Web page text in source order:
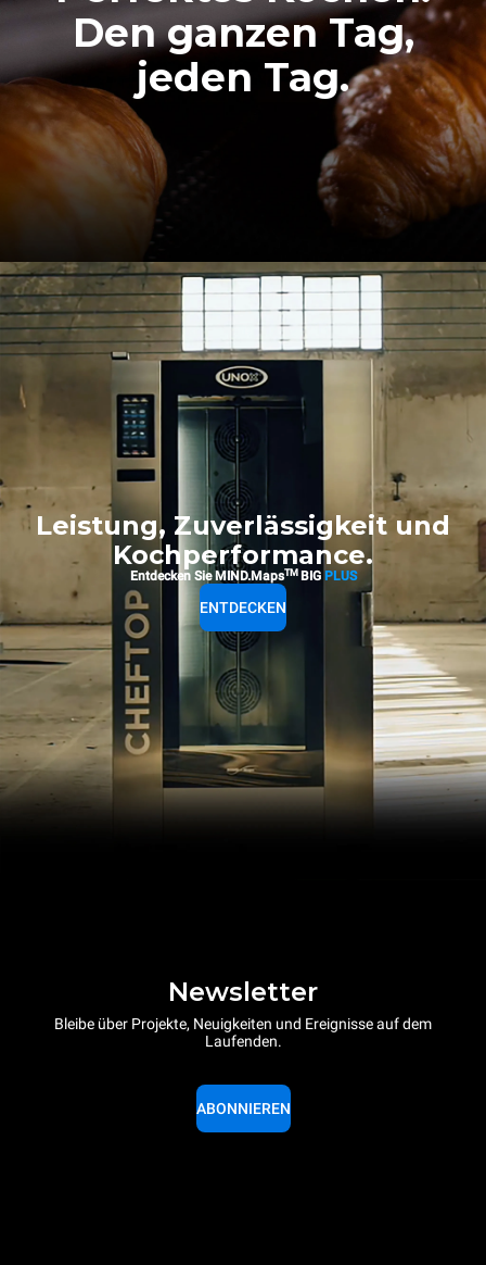
Den ganzen Tag,
jeden Tag.
Leistung, Zuverlässigkeit und
Kochperformance.
Entdecken Sie MIND.MapsTM BIG PLUS
ENTDECKEN
Newsletter
Bleibe über Projekte, Neuigkeiten und Ereignisse auf dem
Laufenden.
ABONNIEREN